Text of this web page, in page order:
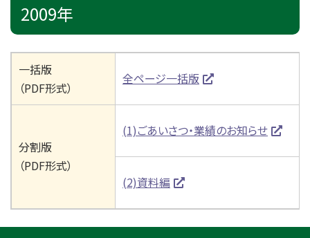
2009年
一括版
（PDF形式）
全ページ一括版
分割版
（PDF形式）
(1)ごあいさつ・業績のお知らせ
(2)資料編